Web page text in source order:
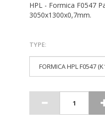
HPL - Formica F0547
3050x1300x0,7mm.
TYPE: